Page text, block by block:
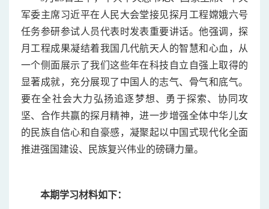
军委主席习近平在人民大会堂接见探月工程嫦娥六号
任务参研参试人员代表时发表重要讲话。他强调，探
月工程成果凝结着我国几代航天人的智慧和心血，从
一个侧面展示了我们这些年在科技自立自强上取得的
显著成就，充分展现了中国人的志气、骨气和底气。
要在全社会大力弘扬追逐梦想、勇于探索、协同攻
坚、合作共赢的探月精神，进一步增强全体中华儿女
的民族自信心和自豪感，凝聚起以中国式现代化全面
推进强国建设、民族复兴伟业的磅礴力量。
本期学习材料如下：